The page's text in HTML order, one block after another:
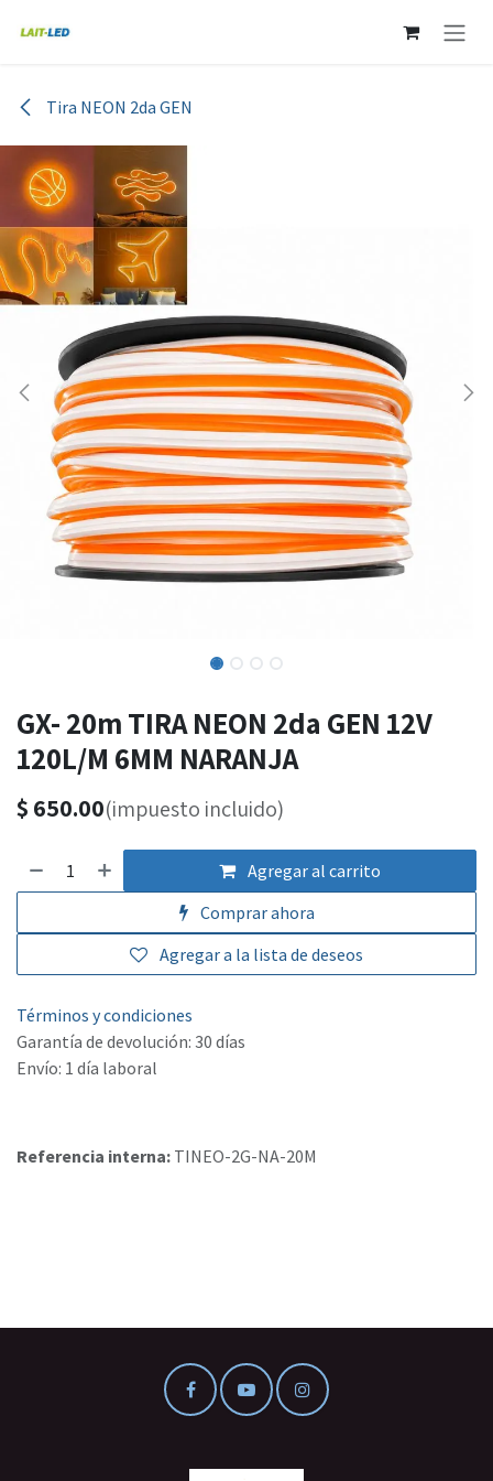
Tira NEON 2da GEN
GX- 20m TIRA NEON 2da GEN 12V
120L/M 6MM NARANJA
$ 650.00(impuesto incluido)
Agregar al carrito
Comprar ahora
Agregar a la lista de deseos
Términos y condiciones
Garantía de devolución: 30 días
Envío: 1 día laboral
Referencia interna: TINEO-2G-NA-20M